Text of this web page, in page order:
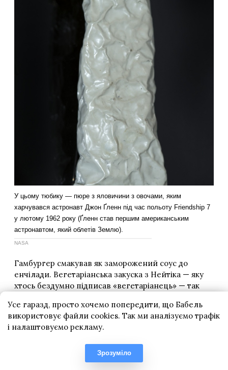
Усе гаразд, просто хочемо попередити, що Бабель
використовує файли cookies. Так ми аналізуємо трафік
і налаштовуємо рекламу.
Зрозуміло